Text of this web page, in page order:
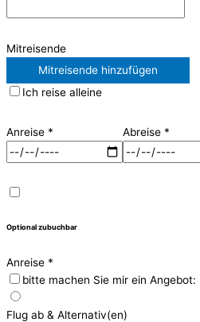
Mitreisende
Mitreisende hinzufügen
Ich reise alleine
Anreise * Abreise *
Optional zubuchbar
Anreise *
bitte machen Sie mir ein Angebot:
Flug ab & Alternativ(en)